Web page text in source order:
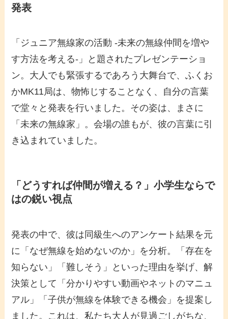
発表
「ジュニア無線家の活動 -未来の無線仲間を増や
す方法を考える-」と題されたプレゼンテーショ
ン。大人でも緊張するであろう大舞台で、ふくお
かMK11局は、物怖じすることなく、自分の言葉
で堂々と発表を行いました。その姿は、まさに
「未来の無線家」。会場の誰もが、彼の言葉に引
き込まれていました。
「どうすれば仲間が増える？」小学生ならで
はの鋭い視点
発表の中で、彼は同級生へのアンケート結果を元
に「なぜ無線を始めないのか」を分析。「存在を
知らない」「難しそう」といった理由を挙げ、解
決策として「分かりやすい動画やネットのマニュ
アル」「子供が無線を体験できる機会」を提案し
ました。これは、私たち大人が見過ごしがちな、